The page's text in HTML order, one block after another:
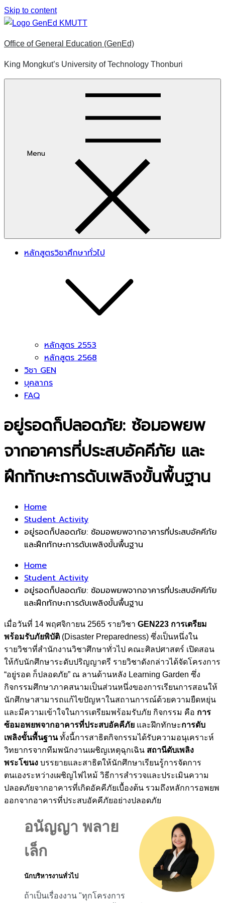
Skip to content
Office of General Education (GenEd)
King Mongkut’s University of Technology Thonburi
Menu
หลักสูตรวิชาศึกษาทั่วไป
หลักสูตร 2553
หลักสูตร 2568
วิชา GEN
บุคลากร
FAQ
อยู่รอดก็ปลอดภัย: ซ้อมอพยพ
จากอาคารที่ประสบอัคคีภัย และ
ฝึกทักษะการดับเพลิงขั้นพื้นฐาน
Home
Student Activity
อยู่รอดก็ปลอดภัย: ซ้อมอพยพจากอาคารที่ประสบอัคคีภัย
และฝึกทักษะการดับเพลิงขั้นพื้นฐาน
Home
Student Activity
อยู่รอดก็ปลอดภัย: ซ้อมอพยพจากอาคารที่ประสบอัคคีภัย
และฝึกทักษะการดับเพลิงขั้นพื้นฐาน
เมื่อวันที่ 14 พฤศจิกายน 2565 รายวิชา GEN223 การเตรียม
พร้อมรับภัยพิบัติ (Disaster Preparedness) ซึ่งเป็นหนึ่งใน
รายวิชาที่สำนักงานวิชาศึกษาทั่วไป คณะศิลปศาสตร์ เปิดสอน
ให้กับนักศึกษาระดับปริญญาตรี รายวิชาดังกล่าวได้จัดโครงการ
“อยู่รอด ก็ปลอดภัย” ณ ลานด้านหลัง Learning Garden ซึ่ง
กิจกรรมศึกษาภาคสนามเป็นส่วนหนึ่งของการเรียนการสอนให้
นักศึกษาสามารถแก้ไขปัญหาในสถานการณ์ด้วยความยืดหยุ่น
และมีความเข้าใจในการเตรียมพร้อมรับภัย กิจกรรม คือ การ
ซ้อมอพยพจากอาคารที่ประสบอัคคีภัย และฝึกทักษะการดับ
เพลิงขั้นพื้นฐานทั้งนี้การสาธิตกิจกรรมได้รับความอนุเคราะห์
วิทยากรจากทีมพนักงานเผชิญเหตุฉุกเฉิน สถานีดับเพลิง
พระโขนง บรรยายและสาธิตให้นักศึกษาเรียนรู้การจัดการ
ตนเองระหว่างเผชิญไฟไหม้ วิธีการสำรวจและประเมินความ
ปลอดภัยจากอาคารที่เกิดอัคคีภัยเบื้องต้น รวมถึงหลักการอพยพ
ออกจากอาคารที่ประสบอัคคีภัยอย่างปลอดภัย
อนัญญา พลาย
เล็ก
นักบริหารงานทั่วไป
ถ้าเป็นเรื่องงาน "ทุกโครงการ